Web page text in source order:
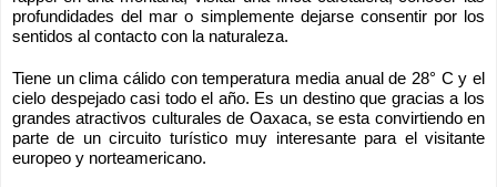
profundidades del mar o simplemente dejarse consentir por los
sentidos al contacto con la naturaleza.
Tiene un clima cálido con temperatura media anual de 28° C y el
cielo despejado casi todo el año. Es un destino que gracias a los
grandes atractivos culturales de Oaxaca, se esta convirtiendo en
parte de un circuito turístico muy interesante para el visitante
europeo y norteamericano.